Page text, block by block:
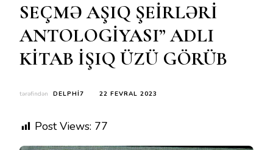
SEÇMƏ AŞIQ ŞEİRLƏRİ
ANTOLOGİYASI” ADLI
KİTAB İŞIQ ÜZÜ GÖRÜB
tərəfindən DELPHI7 22 FEVRAL 2023
Post Views: 77